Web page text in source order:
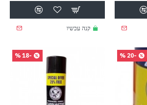
קנה עכשיו
-20 %
-18 %